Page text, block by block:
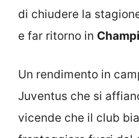
di chiudere la
e far ritorno in
Un rendimento in
Juventus che si
vicende che il club